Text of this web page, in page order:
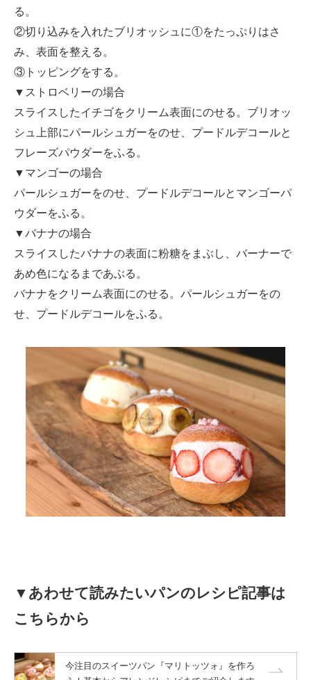
る。
②切り込みを入れたブリオッシュに①をたっぷりはさ
み、表面を整える。
③トッピングをする。
▼ストロベリーの場合
スライスしたイチゴをクリーム表面にのせる。ブリオッ
シュ上部にパールシュガーをのせ、プードルデコールと
フレーズパウダーをふる。
▼マンゴーの場合
パールシュガーをのせ、プードルデコールとマンゴーパ
ウダーをふる。
▼バナナの場合
スライスしたバナナの表面に粉糖をまぶし、バーナーで
あめ色になるまであぶる。
バナナをクリーム表面にのせる。パールシュガーをの
せ、プードルデコールをふる。
▼あわせて読みたいパンのレシピ記事は
こちらから
今注目のスイーツパン『マリトッツォ』を作ろ